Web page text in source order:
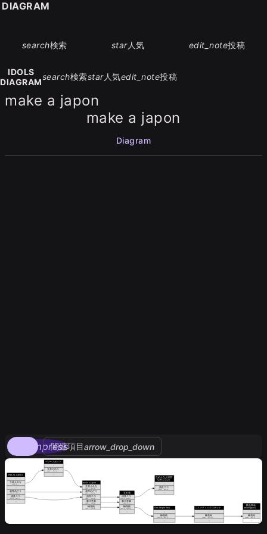
search検索 star人気 edit_note投稿
IDOLS
DIAGRAM
search検索star人気edit_note投稿
make a japon
make a japon
Diagram
compress
関連項目arrow_drop_down